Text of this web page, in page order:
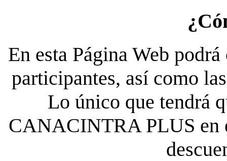
En esta Página Web
participantes, así como
Lo único que tendrá
CANACINTRA PLUS en